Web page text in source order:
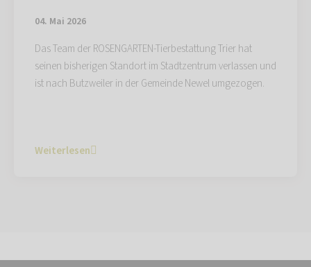
04. Mai 2026
Das Team der ROSENGARTEN-Tierbestattung Trier hat
seinen bisherigen Standort im Stadtzentrum verlassen und
ist nach Butzweiler in der Gemeinde Newel umgezogen.
Weiterlesen